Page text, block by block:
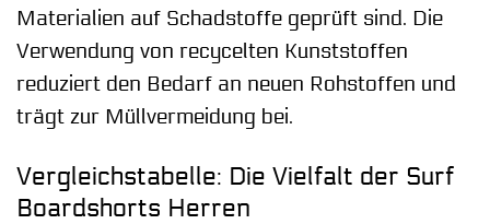
Materialien auf Schadstoffe geprüft sind. Die
Verwendung von recycelten Kunststoffen
reduziert den Bedarf an neuen Rohstoffen und
trägt zur Müllvermeidung bei.
Vergleichstabelle: Die Vielfalt der Surf
Boardshorts Herren